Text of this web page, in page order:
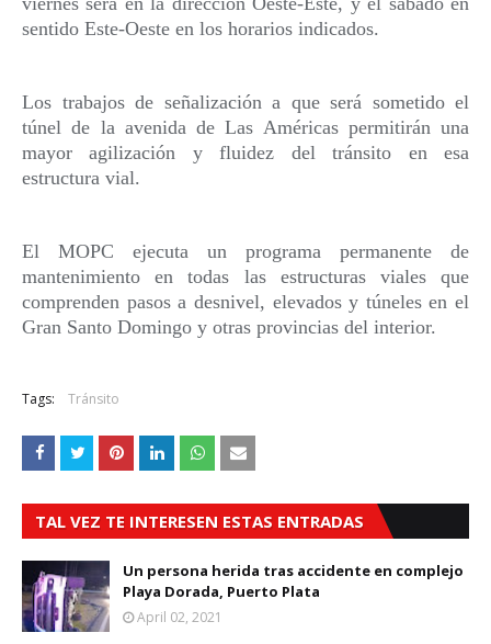
sentido Este-Oeste en los horarios indicados.
Los trabajos de señalización a que será sometido el
túnel de la avenida de Las Américas permitirán una
mayor agilización y fluidez del tránsito en esa
estructura vial.
El MOPC ejecuta un programa permanente de
mantenimiento en todas las estructuras viales que
comprenden pasos a desnivel, elevados y túneles en el
Gran Santo Domingo y otras provincias del interior.
Tags: Tránsito
TAL VEZ TE INTERESEN ESTAS ENTRADAS
Un persona herida tras accidente en complejo
Playa Dorada, Puerto Plata
April 02, 2021